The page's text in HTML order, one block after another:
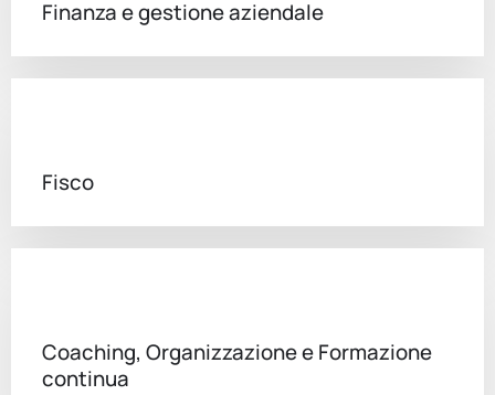
Finanza e gestione aziendale
Fisco
Coaching, Organizzazione e Formazione
continua